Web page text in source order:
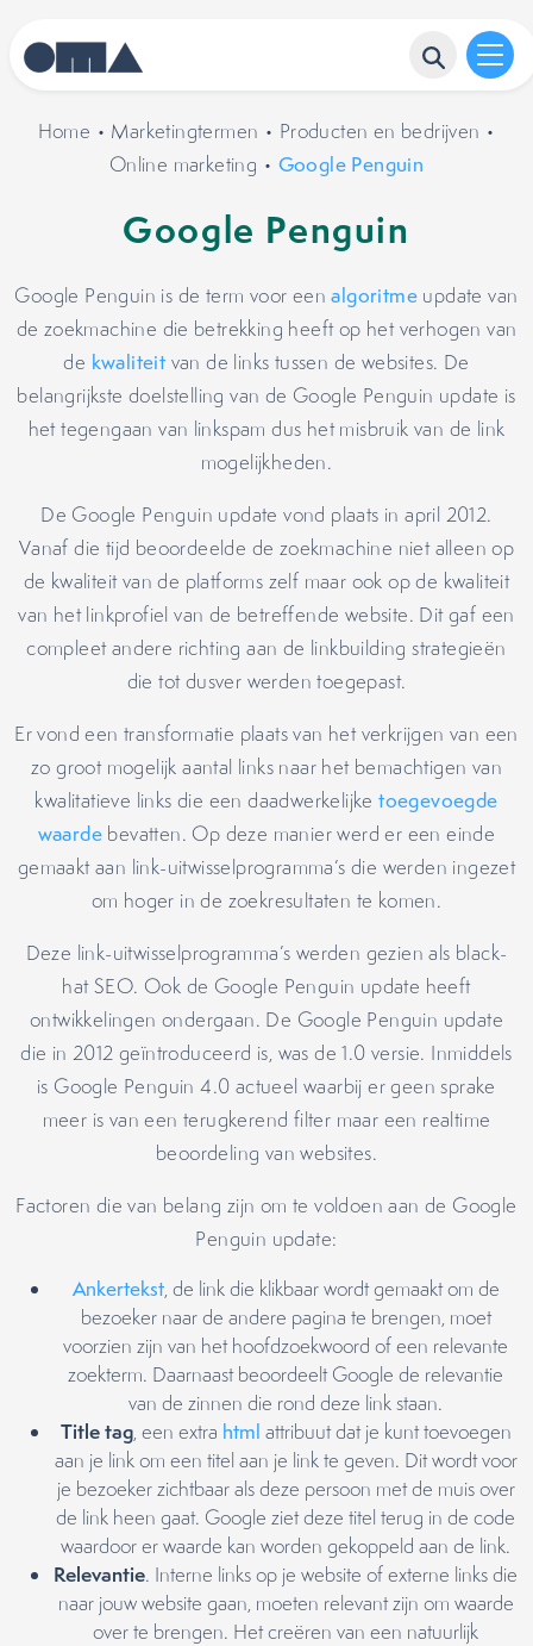
Home • Marketingtermen • Producten en bedrijven •
Online marketing • Google Penguin
Google Penguin
Google Penguin is de term voor eenalgoritme update van
de zoekmachine die betrekking heeft op het verhogen van
de kwaliteit van de links tussen de websites. De
belangrijkste doelstelling van de Google Penguin update is
het tegengaan van linkspam dus het misbruik van de link
mogelijkheden.
De Google Penguin update vond plaats in april 2012.
Vanaf die tijd beoordeelde de zoekmachine niet alleen op
de kwaliteit van de platforms zelf maar ook op de kwaliteit
van het linkprofiel van de betreffende website. Dit gaf een
compleet andere richting aan de linkbuilding strategieën
die tot dusver werden toegepast.
Er vond een transformatie plaats van het verkrijgen van een
zo groot mogelijk aantal links naar het bemachtigen van
kwalitatieve links die een daadwerkelijketoegevoegde
waarde bevatten. Op deze manier werd er een einde
gemaakt aan link-uitwisselprogramma’s die werden ingezet
om hoger in de zoekresultaten te komen.
Deze link-uitwisselprogramma’s werden gezien als black-
hat SEO. Ook de Google Penguin update heeft
ontwikkelingen ondergaan. De Google Penguin update
die in 2012 geïntroduceerd is, was de 1.0 versie. Inmiddels
is Google Penguin 4.0 actueel waarbij er geen sprake
meer is van een terugkerend filter maar een realtime
beoordeling van websites.
Factoren die van belang zijn om te voldoen aan de Google
Penguin update:
Ankertekst, de link die klikbaar wordt gemaakt om de
bezoeker naar de andere pagina te brengen, moet
voorzien zijn van het hoofdzoekwoord of een relevante
zoekterm. Daarnaast beoordeelt Google de relevantie
van de zinnen die rond deze link staan.
Title tag, een extra html attribuut dat je kunt toevoegen
aan je link om een titel aan je link te geven. Dit wordt voor
je bezoeker zichtbaar als deze persoon met de muis over
de link heen gaat. Google ziet deze titel terug in de code
waardoor er waarde kan worden gekoppeld aan de link.
Relevantie. Interne links op je website of externe links die
naar jouw website gaan, moeten relevant zijn om waarde
over te brengen. Het creëren van een natuurlijk